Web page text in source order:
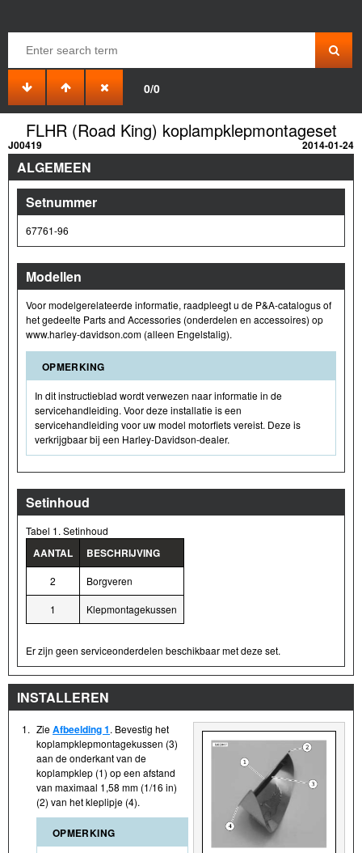
0/0
FLHR (Road King) koplampklepmontageset
J00419 2014-01-24
ALGEMEEN
Setnummer
67761-96
Modellen
Voor modelgerelateerde informatie, raadpleegt u de P&A-catalogus of
het gedeelte Parts and Accessories (onderdelen en accessoires) op
www.harley-davidson.com (alleen Engelstalig).
OPMERKING
In dit instructieblad wordt verwezen naar informatie in de
servicehandleiding. Voor deze installatie is een
servicehandleiding voor uw model motorfiets vereist. Deze is
verkrijgbaar bij een Harley-Davidson-dealer.
Setinhoud
Tabel 1. Setinhoud
AANTAL BESCHRIJVING
2 Borgveren
1 Klepmontagekussen
Er zijn geen serviceonderdelen beschikbaar met deze set.
INSTALLEREN
1. ZieAfbeelding 1. Bevestig het
koplampklepmontagekussen (3)
aan de onderkant van de
koplampklep (1) op een afstand
van maximaal 1,58 mm (1/16 in)
(2) van het kleplipje (4).
OPMERKING